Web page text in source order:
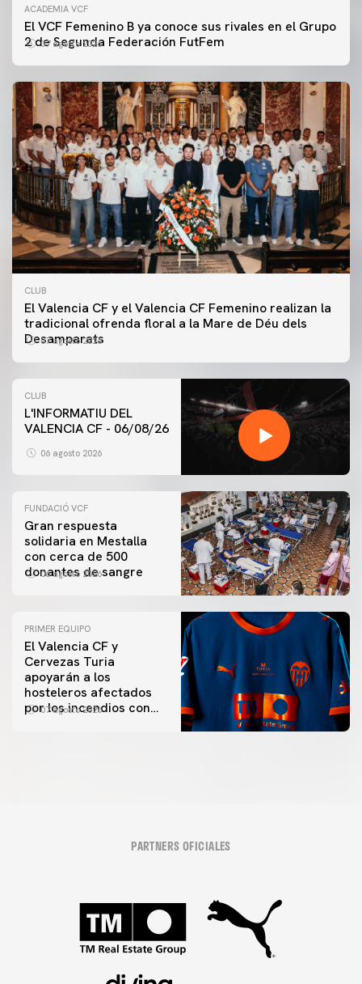
ACADEMIA VCF
El VCF Femenino B ya conoce sus rivales en el Grupo
2 de Segunda Federación FutFem
07 agosto 2026
CLUB
El Valencia CF y el Valencia CF Femenino realizan la
tradicional ofrenda floral a la Mare de Déu dels
Desamparats
07 agosto 2026
CLUB
L'INFORMATIU DEL
VALENCIA CF - 06/08/26
06 agosto 2026
FUNDACIÓ VCF
Gran respuesta
solidaria en Mestalla
con cerca de 500
donantes de sangre
06 agosto 2026
PRIMER EQUIPO
El Valencia CF y
Cervezas Turia
apoyarán a los
hosteleros afectados
por los incendios con
07 agosto 2026
PARTNERS OFICIALES